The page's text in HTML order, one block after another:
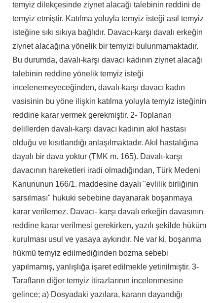
temyiz dilekçesinde ziynet alacağı talebinin reddini de
temyiz etmiştir. Katılma yoluyla temyiz isteği asıl temyiz
isteğine sıkı sıkıya bağlıdır. Davacı-karşı davalı erkeğin
ziynet alacağına yönelik bir temyizi bulunmamaktadır.
Bu durumda, davalı-karşı davacı kadının ziynet alacağı
talebinin reddine yönelik temyiz isteği
incelenemeyeceğinden, davalı-karşı davacı kadın
vasisinin bu yöne ilişkin katılma yoluyla temyiz isteğinin
reddine karar vermek gerekmiştir. 2- Toplanan
delillerden davalı-karşı davacı kadının akıl hastası
olduğu ve kısıtlandığı anlaşılmaktadır. Akıl hastalığına
dayalı bir dava yoktur (TMK m. 165). Davalı-karşı
davacının hareketleri iradi olmadığından, Türk Medeni
Kanununun 166/1. maddesine dayalı "evlilik birliğinin
sarsılması" hukuki sebebine dayanarak boşanmaya
karar verilemez. Davacı- karşı davalı erkeğin davasının
reddine karar verilmesi gerekirken, yazılı şekilde hüküm
kurulması usul ve yasaya aykırıdır. Ne var ki, boşanma
hükmü temyiz edilmediğinden bozma sebebi
yapılmamış, yanlışlığa işaret edilmekle yetinilmiştir. 3-
Tarafların diğer temyiz itirazlarının incelenmesine
gelince; a) Dosyadaki yazılara, kararın dayandığı